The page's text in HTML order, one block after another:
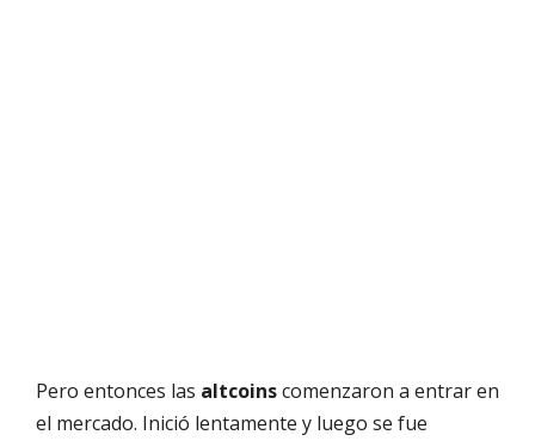
Pero entonces las altcoinscomenzaron a entrar en
el mercado. Inició lentamente y luego se fue